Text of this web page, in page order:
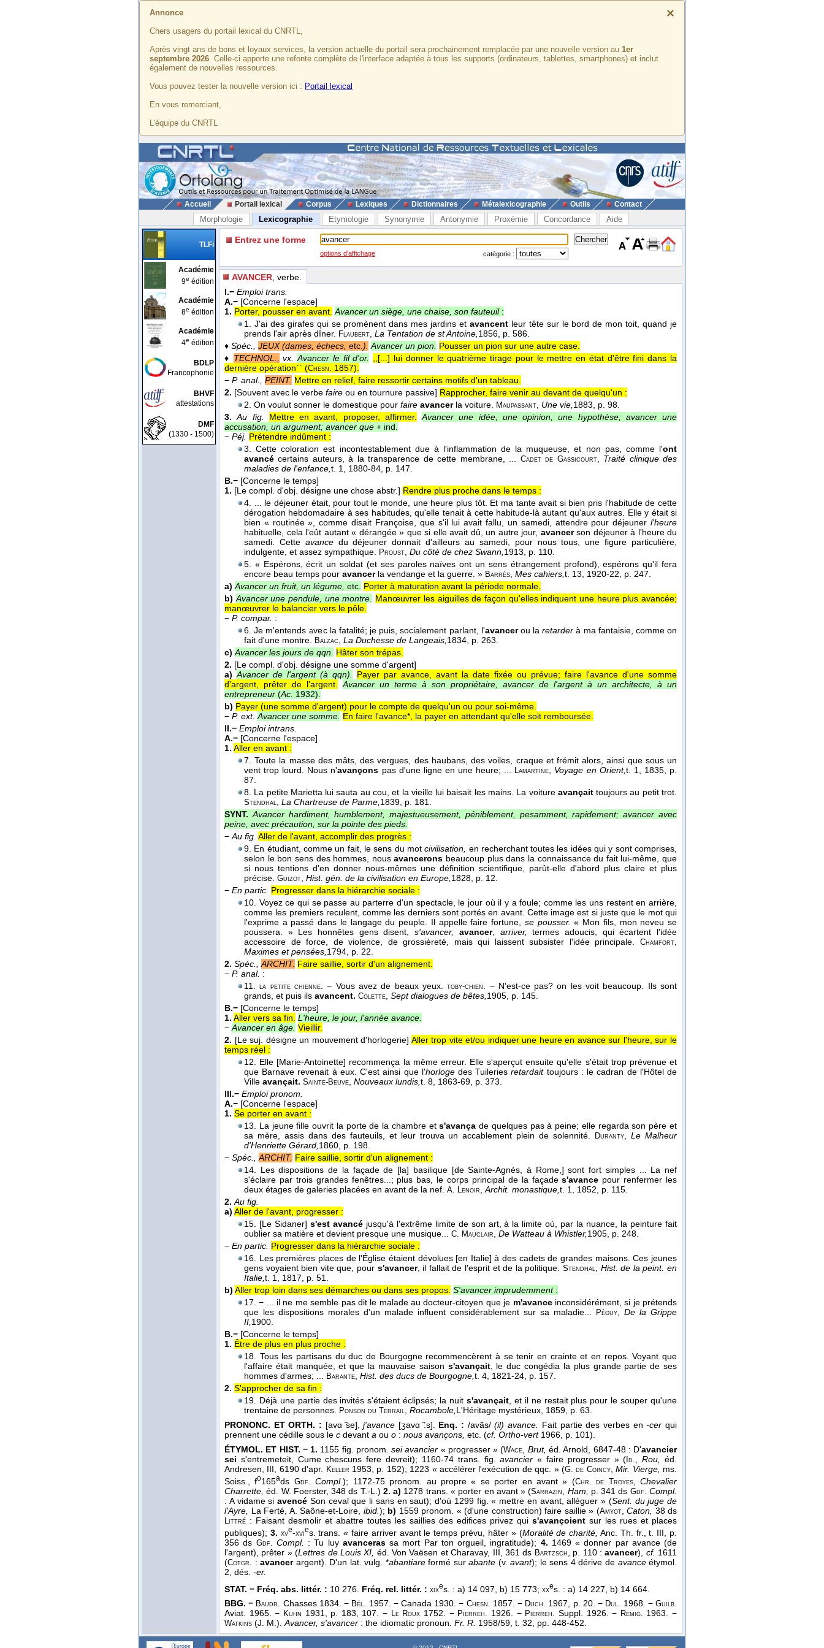
×
Annonce
Chers usagers du portail lexical du CNRTL,
Après vingt ans de bons et loyaux services, la version actuelle du portail sera prochainement remplacée par une nouvelle version au 1er
septembre 2026. Celle-ci apporte une refonte complète de l'interface adaptée à tous les supports (ordinateurs, tablettes, smartphones) et inclut
également de nouvelles ressources.
Vous pouvez tester la nouvelle version ici : Portail lexical
En vous remerciant,
L'équipe du CNRTL
Accueil Portail lexical Corpus Lexiques Dictionnaires Métalexicographie Outils Contact
Morphologie Lexicographie Etymologie Synonymie Antonymie Proxémie Concordance Aide
TLFi
Académie
9e édition
Académie
8e édition
Académie
4e édition
BDLP
Francophonie
BHVF
attestations
DMF
(1330 - 1500)
Entrez une forme
options d'affichage catégorie :
AVANCER , verbe.
I.− Emploi trans.
A.− [Concerne l'espace]
1. Porter, pousser en avant. Avancer un siège, une chaise, son fauteuil:
1. J'ai des girafes qui se promènent dans mes jardins et avancentleur tête sur le bord de mon toit, quand je
prends l'air après dîner. Flaubert, La Tentation de st Antoine,1856, p. 586.
♦ Spéc., JEUX (dames, échecs, etc.). Avancer un pion. Pousser un pion sur une autre case.
♦ TECHNOL., vx. Avancer le fil d'or. ,,[...] lui donner le quatrième tirage pour le mettre en état d'être fini dans la
dernière opération`` (Chesn. 1857).
− P. anal., PEINT. Mettre en relief, faire ressortir certains motifs d'un tableau.
2. [Souvent avec le verbe faire ou en tournure passive] Rapprocher, faire venir au devant de quelqu'un :
2. On voulut sonner le domestique pour faire avancer la voiture. Maupassant, Une vie,1883, p. 98.
3. Au fig. Mettre en avant, proposer, affirmer. Avancer une idée, une opinion, une hypothèse; avancer une
accusation, un argument; avancer que + ind.
− Péj. Prétendre indûment :
3. Cette coloration est incontestablement due à l'inflammation de la muqueuse, et non pas, comme l'ont
avancé certains auteurs, à la transparence de cette membrane, ... Cadet de Gassicourt, Traité clinique des
maladies de l'enfance,t. 1, 1880-84, p. 147.
B.− [Concerne le temps]
1. [Le compl. d'obj. désigne une chose abstr.] Rendre plus proche dans le temps :
4. ... le déjeuner était, pour tout le monde, une heure plus tôt. Et ma tante avait si bien pris l'habitude de cette
dérogation hebdomadaire à ses habitudes, qu'elle tenait à cette habitude-là autant qu'aux autres. Elle y était si
bien « routinée », comme disait Françoise, que s'il lui avait fallu, un samedi, attendre pour déjeuner l'heure
habituelle, cela l'eût autant « dérangée » que si elle avait dû, un autre jour, avancerson déjeuner à l'heure du
samedi. Cette avancedu déjeuner donnait d'ailleurs au samedi, pour nous tous, une figure particulière,
indulgente, et assez sympathique. Proust, Du côté de chez Swann,1913, p. 110.
5. « Espérons, écrit un soldat (et ses paroles naïves ont un sens étrangement profond), espérons qu'il fera
encore beau temps pour avancerla vendange et la guerre. » Barrès, Mes cahiers,t. 13, 1920-22, p. 247.
a) Avancer un fruit, un légume, etc. Porter à maturation avant la période normale.
b) Avancer une pendule, une montre. Manœuvrer les aiguilles de façon qu'elles indiquent une heure plus avancée;
manœuvrer le balancier vers le pôle.
− P. compar. :
6. Je m'entends avec la fatalité; je puis, socialement parlant, l'avancerou laretarder à ma fantaisie, comme on
fait d'une montre. Balzac, La Duchesse de Langeais,1834, p. 263.
c) Avancer les jours de qqn. Hâter son trépas.
2. [Le compl. d'obj. désigne une somme d'argent]
a) Avancer de l'argent (à qqn).
Payer par avance, avant la date fixée ou prévue; faire l'avance d'une somme
d'argent, prêter de l'argent. Avancer un terme à son propriétaire, avancer de l'argent à un architecte, à un
entrepreneur (Ac. 1932).
b) Payer (une somme d'argent) pour le compte de quelqu'un ou pour soi-même.
− P. ext. Avancer une somme. En faire l'avance*, la payer en attendant qu'elle soit remboursée.
II.− Emploi intrans.
A.− [Concerne l'espace]
1. Aller en avant :
7. Toute la masse des mâts, des vergues, des haubans, des voiles, craque et frémit alors, ainsi que sous un
vent trop lourd. Nous n'avançons pas d'une ligne en une heure; ... Lamartine, Voyage en Orient,t. 1, 1835, p.
87.
8. La petite Marietta lui sauta au cou, et la vieille lui baisait les mains. La voiture avançaittoujours au petit trot.
Stendhal, La Chartreuse de Parme,1839, p. 181.
SYNT.Avancer hardiment, humblement, majestueusement, péniblement, pesamment, rapidement; avancer avec
peine, avec précaution, sur la pointe des pieds.
−Au fig. Aller de l'avant, accomplir des progrès :
9. En étudiant, comme un fait, le sens du motcivilisation, en recherchant toutes les idées qui y sont comprises,
selon le bon sens des hommes, nousavancerons beaucoup plus dans la connaissance du fait lui-même, que
si nous tentions d'en donner nous-mêmes une définition scientifique, parût-elle d'abord plus claire et plus
précise. Guizot, Hist. gén. de la civilisation en Europe,1828, p. 12.
− En partic. Progresser dans la hiérarchie sociale :
10. Voyez ce qui se passe au parterre d'un spectacle, le jour où il y a foule; comme les uns restent en arrière,
comme les premiers reculent, comme les derniers sont portés en avant. Cette image est si juste que le mot qui
l'exprime a passé dans le langage du peuple. Il appelle faire fortune, se pousser. « Mon fils, mon neveu se
poussera. » Les honnêtes gens disent,s'avancer, avancer, arriver, termes adoucis, qui écartent l'idée
accessoire de force, de violence, de grossièreté, mais qui laissent subsister l'idée principale. Chamfort,
Maximes et pensées,1794, p. 22.
2. Spéc., ARCHIT. Faire saillie, sortir d'un alignement.
− P. anal. :
11.la petite chienne. − Vous avez de beaux yeux.toby-chien. − N'est-ce pas? on les voit beaucoup. Ils sont
grands, et puis ils avancent. Colette, Sept dialogues de bêtes,1905, p. 145.
B.− [Concerne le temps]
1. Aller vers sa fin. L'heure, le jour, l'année avance.
−Avancer en âge. Vieillir.
2. [Le suj. désigne un mouvement d'horlogerie] Aller trop vite et/ou indiquer une heure en avance sur l'heure, sur le
temps réel :
12. Elle [Marie-Antoinette] recommença la même erreur. Elle s'aperçut ensuite qu'elle s'était trop prévenue et
que Barnave revenait à eux. C'est ainsi que l'horlogedes Tuileriesretardaittoujours : le cadran de l'Hôtel de
Ville avançait. Sainte-Beuve, Nouveaux lundis,t. 8, 1863-69, p. 373.
III.− Emploi pronom.
A.− [Concerne l'espace]
1. Se porter en avant :
13. La jeune fille ouvrit la porte de la chambre ets'avançade quelques pas à peine; elle regarda son père et
sa mère, assis dans des fauteuils, et leur trouva un accablement plein de solennité.
Duranty,Le Malheur
d'Henriette Gérard,1860, p. 198.
− Spéc., ARCHIT. Faire saillie, sortir d'un alignement :
14. Les dispositions de la façade de [la] basilique [de Sainte-Agnès, à Rome,] sont fort simples ... La nef
s'éclaire par trois grandes fenêtres...; plus bas, le corps principal de la façades'avance pour renfermer les
deux étages de galeries placées en avant de la nef. A. Lenoir,Archit. monastique,t. 1, 1852, p. 115.
2. Au fig.
a) Aller de l'avant, progresser :
15. [Le Sidaner] s'est avancéjusqu'à l'extrême limite de son art, à la limite où, par la nuance, la peinture fait
oublier sa matière et devient presque une musique... C. Mauclair, De Watteau à Whistler,1905, p. 248.
− En partic. Progresser dans la hiérarchie sociale :
16. Les premières places de l'Église étaient dévolues [en Italie] à des cadets de grandes maisons. Ces jeunes
gens voyaient bien vite que, pour s'avancer, il fallait de l'esprit et de la politique.Stendhal, Hist. de la peint. en
Italie,t. 1, 1817, p. 51.
b) Aller trop loin dans ses démarches ou dans ses propos. S'avancer imprudemment:
17. − ... il ne me semble pas dit le malade au docteur-citoyen que je m'avanceinconsidérément, si je prétends
que les dispositions morales d'un malade influent considérablement sur sa maladie...
Péguy, De la Grippe
II,1900.
B.− [Concerne le temps]
1. Être de plus en plus proche :
18. Tous les partisans du duc de Bourgogne recommencèrent à se tenir en crainte et en repos. Voyant que
l'affaire était manquée, et que la mauvaise saison s'avançait, le duc congédia la plus grande partie de ses
hommes d'armes; ... Barante, Hist. des ducs de Bourgogne,t. 4, 1821-24, p. 157.
2. S'approcher de sa fin :
19. Déjà une partie des invités s'étaient éclipsés; la nuit s'avançait, et il ne restait plus pour le souper qu'une
trentaine de personnes. Ponson du Terrail, Rocambole,L'Héritage mystérieux, 1859, p. 63.
PRONONC. ET ORTH. : [avɑ ̃se],j'avance [ʒavɑ ̃:s]. Enq. : /avãs/(il) avance. Fait partie des verbes en-cer qui
prennent une cédille sous le c devant a ou o : nous avançons, etc. (cf. Ortho-vert1966, p. 101).
ÉTYMOL. ET HIST. − 1. 1155 fig. pronom.sei avancier « progresser » (Wace, Brut, éd. Arnold, 6847-48 : D'avancier
sei s'entremeteit, Cume chescuns fere devreit); 1160-74 trans. fig.avancier « faire progresser » ( Id.,Rou, éd.
Andresen, III, 6190 d'apr. Keller 1953, p. 152); 1223 « accélérer l'exécution de qqc. » (G. de Coincy,Mir. Vierge, ms.
Soiss., fo165ads Gdf.Compl.); 1172-75 pronom. au propre « se porter en avant » (Chr. de Troyes,Chevalier
Charrette, éd. W. Foerster, 348 ds T.-L.) 2. a) 1278 trans. « porter en avant » (Sarrazin Ham, p. 341 ds Gdf.Compl.
: A vidame si avencé Son ceval que li sans en saut); d'où 1299 fig. « mettre en avant, alléguer » (Sent. du juge de
l'Ayre, La Ferté, A. Saône-et-Loire, ibid. ); b) 1559 pronom. « (d'une construction) faire saillie » (Amyot, Caton, 38 ds
Littré : Faisant desmolir et abattre toutes les saillies des edifices privez qui s'avançoient sur les rues et places
publiques); 3. xve-xvies. trans. « faire arriver avant le temps prévu, hâter » (Moralité de charité, Anc. Th. fr., t. III, p.
356 ds Gdf. Compl. : Tu luy avancerassa mort Par ton orgueil, ingratitude); 4. 1469 « donner par avance (de
l'argent), prêter » (Lettres de Louis XI, éd. Von Vaësen et Charavay, III, 361 ds Bartzsch , p. 110 :avancer), cf. 1611
(Cotgr. :avancerargent). D'un lat. vulg. *abantiareformé surabante (v.avant); le sens 4 dérive de avanceétymol.
2, dés. -er.
STAT. − Fréq. abs. littér. : 10 276. Fréq. rel. littér. : xixes. : a) 14 097, b) 15 773; xxes. : a) 14 227, b) 14 664.
BBG. − Baudr. Chasses 1834. − Bél. 1957. − Canada 1930. − Chesn. 1857. − Duch. 1967, p. 20. − Dul. 1968. −Guilb.
Aviat. 1965. − Kuhn 1931, p. 183, 107. − Le Roux 1752. − Pierreh. 1926. − Pierreh. Suppl. 1926. − Remig. 1963. −
Watkins (J. M.).Avancer, s'avancer : the idiomatic pronoun. Fr. R. 1958/59, t. 32, pp. 448-452.